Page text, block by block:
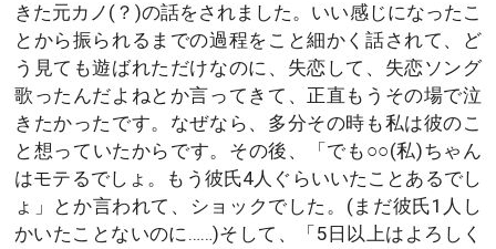
きた元カノ(？)の話をされました。いい感じになったこ
とから振られるまでの過程をこと細かく話されて、ど
う見ても遊ばれただけなのに、失恋して、失恋ソング
歌ったんだよねとか言ってきて、正直もうその場で泣
きたかったです。なぜなら、多分その時も私は彼のこ
と想っていたからです。その後、「でも○○(私)ちゃん
はモテるでしょ。もう彼氏4人ぐらいいたことあるでし
ょ」とか言われて、ショックでした。(まだ彼氏1人し
かいたことないのに……)そして、「5日以上はよろしく